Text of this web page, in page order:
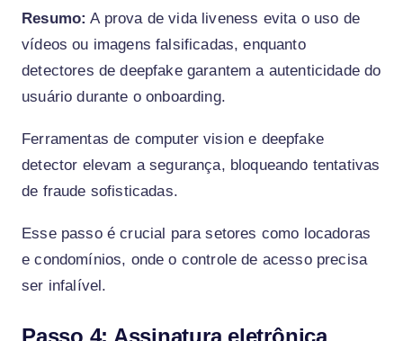
Resumo: A prova de vida liveness evita o uso de
vídeos ou imagens falsificadas, enquanto
detectores de deepfake garantem a autenticidade do
usuário durante o onboarding.
Ferramentas de computer vision e deepfake
detector elevam a segurança, bloqueando tentativas
de fraude sofisticadas.
Esse passo é crucial para setores como locadoras
e condomínios, onde o controle de acesso precisa
ser infalível.
Passo 4: Assinatura eletrônica